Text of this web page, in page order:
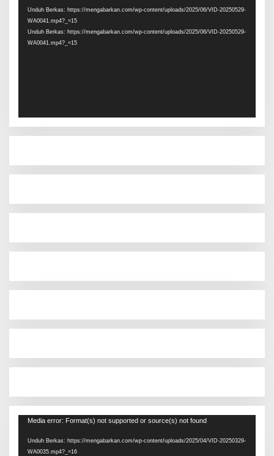
Unduh Berkas: https://mengabarkan.com/wp-content/uploads/2025/06/VID-20250529-
WA0041.mp4?_=15
Unduh Berkas: https://mengabarkan.com/wp-content/uploads/2025/06/VID-20250529-
WA0041.mp4?_=15
Pemutar
Media error: Format(s) not supported or source(s) not found
Unduh Berkas: https://mengabarkan.com/wp-content/uploads/2025/04/VID-20250329-
WA0035.mp4?_=16